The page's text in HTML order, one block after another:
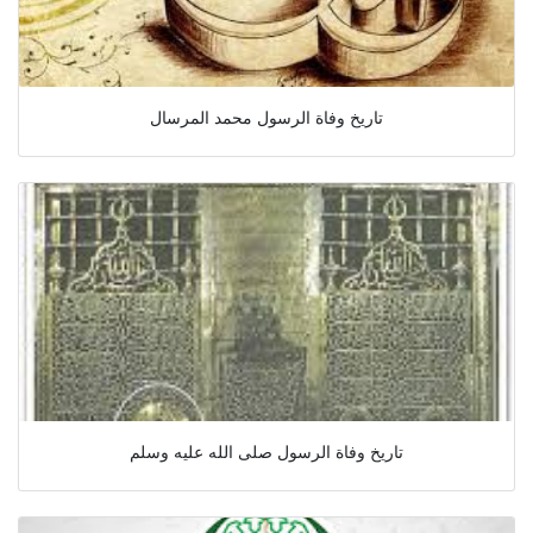
تاريخ وفاة الرسول محمد المرسال
تاريخ وفاة الرسول صلى الله عليه وسلم